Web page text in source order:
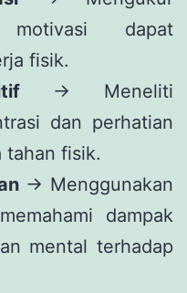
dapat
fisik.
→ Meneliti
dan perhatian
tahan fisik.
→ Menggunakan
dampak
mental terhadap